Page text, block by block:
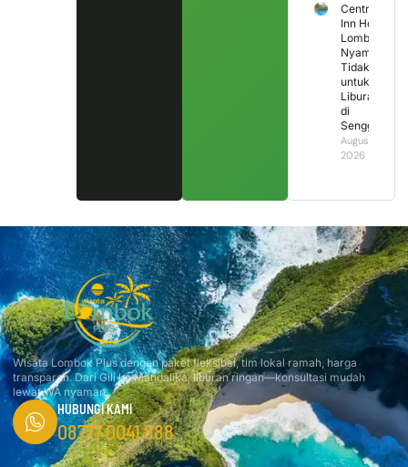
Central
Inn Hotel
Lombok,
Nyaman
Tidak
untuk
Liburan
di
Senggigi?
August 2,
2026
Wisata Lombok Plus dengan paket fleksibel, tim lokal ramah, harga
transparan. Dari Gili ke Mandalika, liburan ringan—konsultasi mudah
lewat WA nyaman.
HUBUNGI KAMI
08777 0041 888